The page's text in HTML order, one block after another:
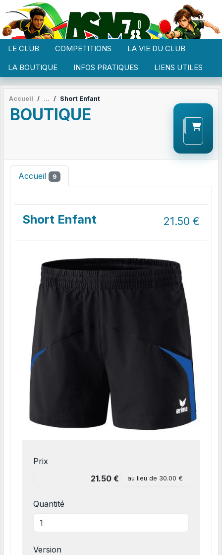
LE CLUB COMPETITIONS
LA VIE DU CLUB
LA BOUTIQUE
INFOS PRATIQUES LIENS UTILES
Accueil Short Enfant
BOUTIQUE
Accueil 9
Short Enfant 21.50 €
Prix
au lieu de 30.00 €
Quantité
Version
Panneau de gestion des cookies